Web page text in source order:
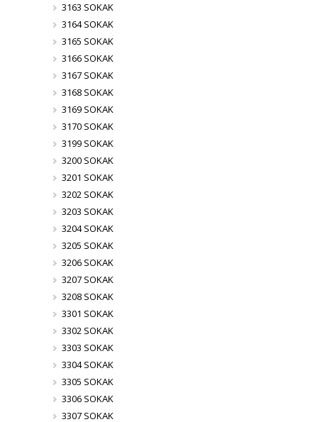
3163 SOKAK
3164 SOKAK
3165 SOKAK
3166 SOKAK
3167 SOKAK
3168 SOKAK
3169 SOKAK
3170 SOKAK
3199 SOKAK
3200 SOKAK
3201 SOKAK
3202 SOKAK
3203 SOKAK
3204 SOKAK
3205 SOKAK
3206 SOKAK
3207 SOKAK
3208 SOKAK
3301 SOKAK
3302 SOKAK
3303 SOKAK
3304 SOKAK
3305 SOKAK
3306 SOKAK
3307 SOKAK